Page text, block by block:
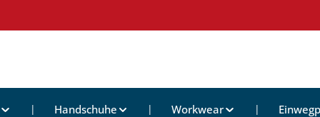
Handschuhe Workwear